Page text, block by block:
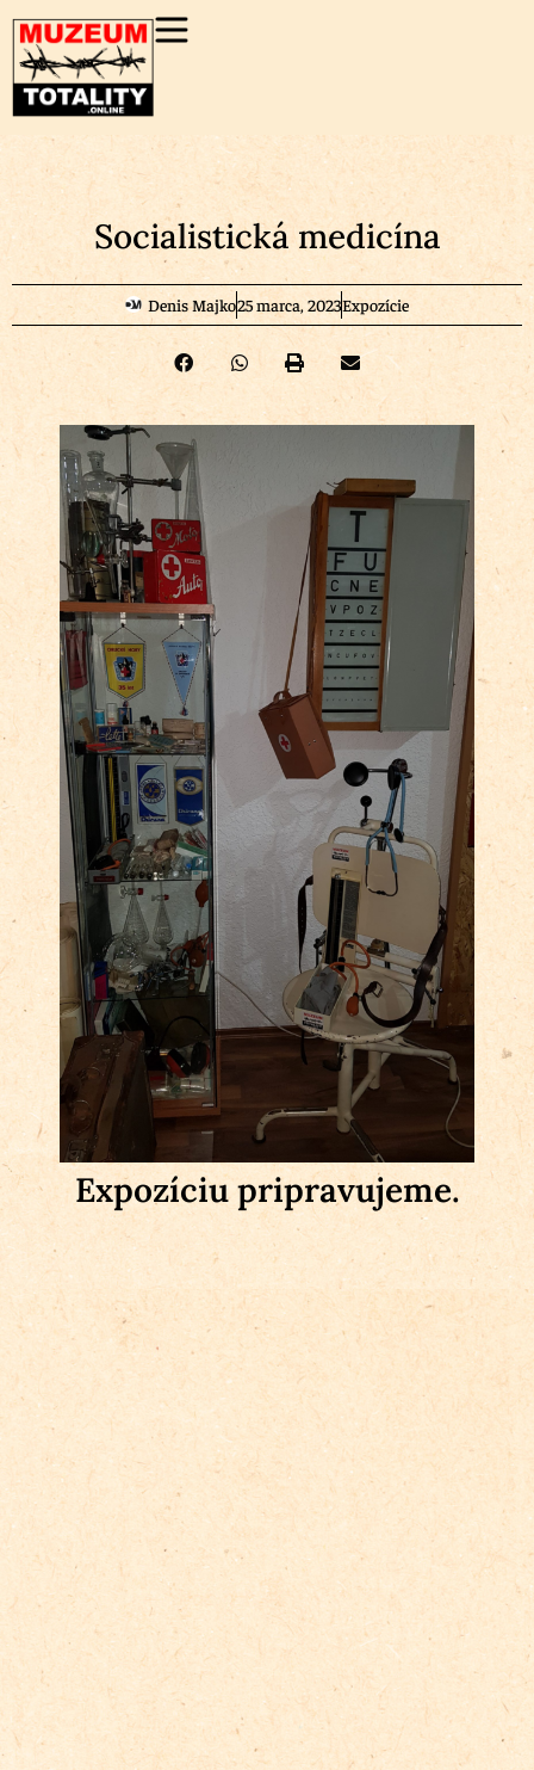
Socialistická medicína
Denis Majko25 marca, 2023Expozície
Expozíciu pripravujeme.